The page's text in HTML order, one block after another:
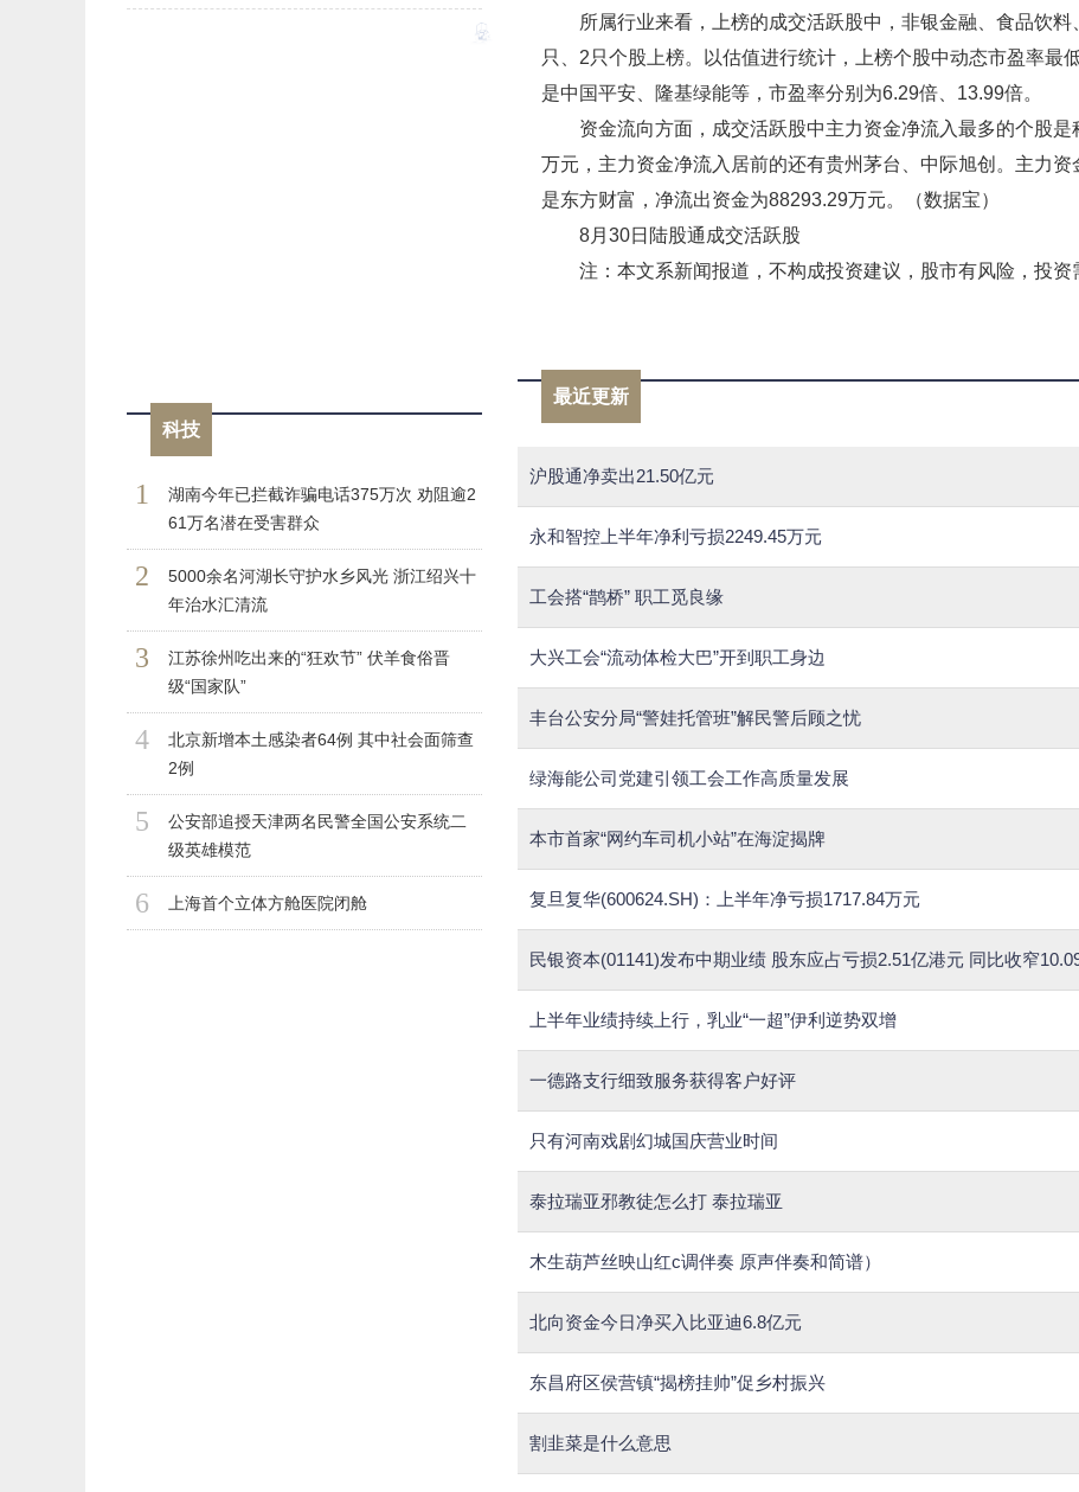
科技
1
湖南今年已拦截诈骗电话375万次 劝阻逾2
61万名潜在受害群众
2
5000余名河湖长守护水乡风光 浙江绍兴十
年治水汇清流
3
江苏徐州吃出来的“狂欢节” 伏羊食俗晋
级“国家队”
4
北京新增本土感染者64例 其中社会面筛查
2例
5
公安部追授天津两名民警全国公安系统二
级英雄模范
6 上海首个立体方舱医院闭舱
所属行业来看，上榜的成交活跃股中，非银金融、食品饮
只、2只个股上榜。以估值进行统计，上榜个股中动态市盈率最
是中国平安、隆基绿能等，市盈率分别为6.29倍、13.99倍。
资金流向方面，成交活跃股中主力资金净流入最多的个股
万元，主力资金净流入居前的还有贵州茅台、中际旭创。主力
是东方财富，净流出资金为88293.29万元。（数据宝）
8月30日陆股通成交活跃股
注：本文系新闻报道，不构成投资建议，股市有风险，投资
最近更新
沪股通净卖出21.50亿元
永和智控上半年净利亏损2249.45万元
工会搭“鹊桥” 职工觅良缘
大兴工会“流动体检大巴”开到职工身边
丰台公安分局“警娃托管班”解民警后顾之忧
绿海能公司党建引领工会工作高质量发展
本市首家“网约车司机小站”在海淀揭牌
复旦复华(600624.SH)：上半年净亏损1717.84万元
民银资本(01141)发布中期业绩 股东应占亏损2.51亿港元 同比收窄
上半年业绩持续上行，乳业“一超”伊利逆势双增
一德路支行细致服务获得客户好评
只有河南戏剧幻城国庆营业时间
泰拉瑞亚邪教徒怎么打 泰拉瑞亚
木生葫芦丝映山红c调伴奏 原声伴奏和简谱）
北向资金今日净买入比亚迪6.8亿元
东昌府区侯营镇“揭榜挂帅”促乡村振兴
割韭菜是什么意思